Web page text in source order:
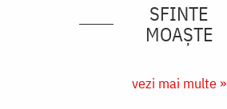
SFINTE
MOAȘTE
vezi mai multe »